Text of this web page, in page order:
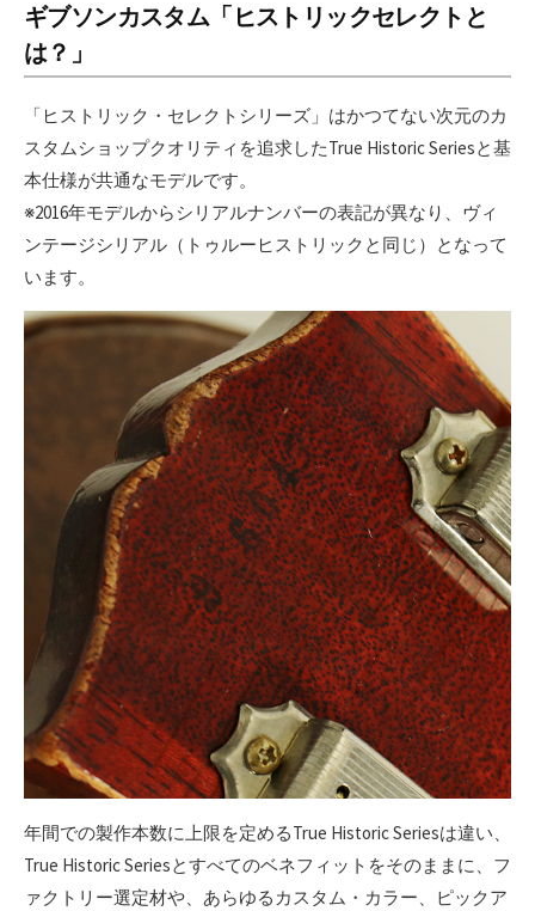
ギブソンカスタム「ヒストリックセレクトと
は？」
「ヒストリック・セレクトシリーズ」はかつてない次元のカ
スタムショップクオリティを追求したTrue Historic Seriesと基
本仕様が共通なモデルです。
※2016年モデルからシリアルナンバーの表記が異なり、ヴィ
ンテージシリアル（トゥルーヒストリックと同じ）となって
います。
年間での製作本数に上限を定めるTrue Historic Seriesは違い、
True Historic Seriesとすべてのベネフィットをそのままに、フ
ァクトリー選定材や、あらゆるカスタム・カラー、ピックア